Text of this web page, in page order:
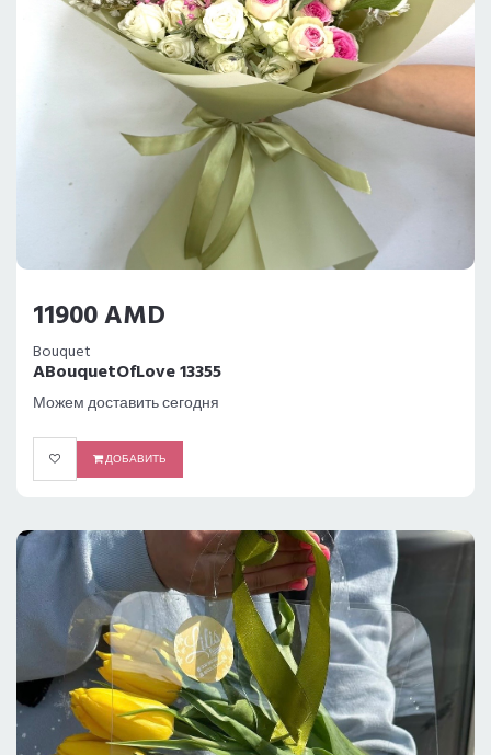
11900 AMD
Bouquet
ABouquetOfLove 13355
Можем доставить сегодня
ДОБАВИТЬ